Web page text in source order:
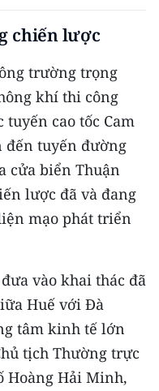
chiến lược
trường trọng
khí thi công
cao tốc Cam
đến tuyến đường
cửa biển Thuận
lược đã và đang
mạo phát triển
vào khai thác đã
Huế với Đà
tâm kinh tế lớn
tịch Thường trực
Hoàng Hải Minh,